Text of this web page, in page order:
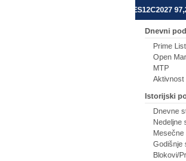
RSRES12C2027
Dnevni
Prime
Open
MTP
Aktivnost
Istorijski
Dnevne
Nedeljne
Mesečne
Godišnje
Blokovi/